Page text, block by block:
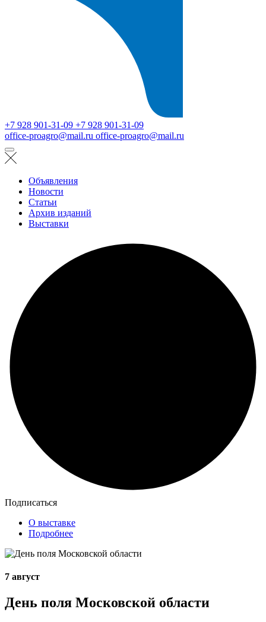
+7 928 901-31-09 +7 928 901-31-09
office-proagro@mail.ru office-proagro@mail.ru
Объявления
Новости
Статьи
Архив изданий
Выставки
Подписаться
О выставке
Подробнее
7 август
День поля Московской области